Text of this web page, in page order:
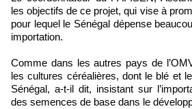
les objectifs de ce projet, qui vise à
pour lequel le Sénégal dépense
importation.
Comme dans les autres pays de
les cultures céréalières, dont le blé et
Sénégal, a-t-il dit, insistant sur
des semences de base dans le